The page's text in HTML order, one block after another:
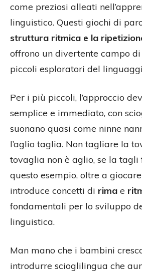
come preziosi alleati
linguistico. Questi giochi di
struttura ritmica e la
offrono un divertente campo
piccoli esploratori del
Per i più piccoli, l’approccio
semplice e immediato, con
suonano quasi come ninne
l’aglio taglia. Non tagliare la
tovaglia non è aglio, se la tagli
questo esempio, oltre a
introduce concetti di rima e
fondamentali per lo sviluppo
linguistica.
Man mano che i bambini
introdurre scioglilingua che